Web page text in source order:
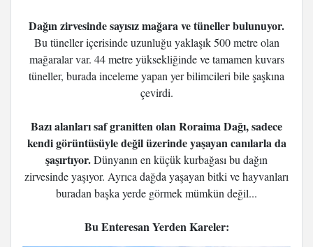
Dağın zirvesinde sayısız mağara ve tüneller bulunuyor.
Bu tüneller içerisinde uzunluğu yaklaşık 500 metre olan
mağaralar var. 44 metre yüksekliğinde ve tamamen kuvars
tüneller, burada inceleme yapan yer bilimcileri bile şaşkına
çevirdi.
Bazı alanları saf granitten olan Roraima Dağı, sadece
kendi görüntüsüyle değil üzerinde yaşayan canılarla da
şaşırtıyor.Dünyanın en küçük kurbağası bu dağın
zirvesinde yaşıyor. Ayrıca dağda yaşayan bitki ve hayvanları
buradan başka yerde görmek mümkün değil...
Bu Enteresan Yerden Kareler: